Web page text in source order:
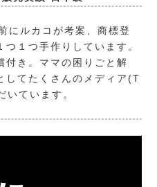
にルカコが考案、商標登
１つ手作りしています。
付き。ママの困りごと解
してたくさんのメディア(T
いています。